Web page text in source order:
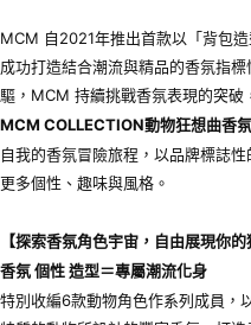
MCM 自2021年推出首款以「背包
成功打造結合潮流與精品的香氛指
驅，MCM 持續挑戰香氛表現的突
MCM COLLECTION動物狂想曲香
自我的香氛冒險旅程，以品牌標誌
更多個性、趣味與風格。
【探索香氛角色宇宙，自由展現你的
香氛個性造型＝專屬潮流化身
特別收編6款動物角色作系列成員，